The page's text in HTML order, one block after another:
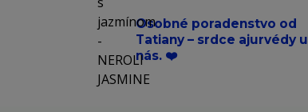
Osobné poradenstvo od
Tatiany – srdce ajurvédy u
nás. ❤️